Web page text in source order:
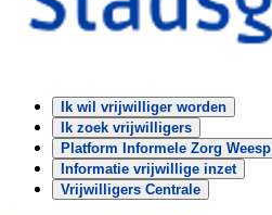
Ik wil vrijwilliger worden
Ik zoek vrijwilligers
Platform Informele Zorg Weesp
Informatie vrijwillige inzet
Vrijwilligers Centrale